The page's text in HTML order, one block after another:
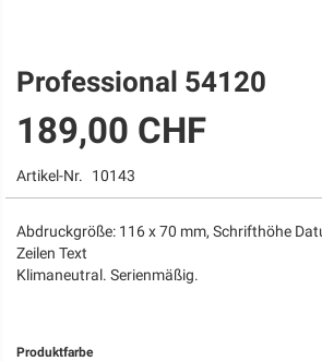
Zum
Anfang
der
Bildgalerie
Professional 54120
189,00 CHF
Artikel-Nr. 10143
Abdruckgröße: 116 x 70 mm, Schrifthöhe
Zeilen Text
Klimaneutral. Serienmäßig.
Produktfarbe